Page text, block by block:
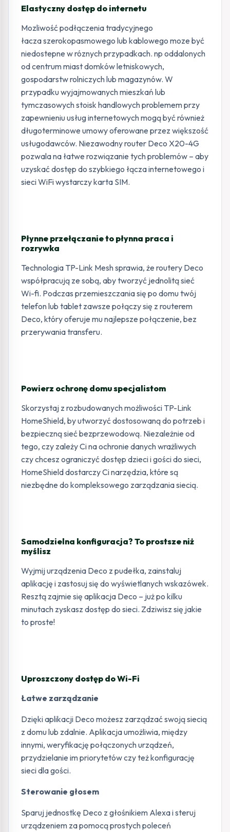
Elastyczny dostęp do internetu
Mozliwość podłączenia tradycyjnego
łacza szerokopasmowego lub kablowego moze być
niedostepne w róznych przypadkach. np oddalonych
od centrum miast domków letniskowych,
gospodarstw rolniczych lub magazynów. W
przypadku wyjajmowanych mieszkań lub
tymczasowych stoisk handlowych problemem przy
zapewnieniu usług internetowych mogą być również
długoterminowe umowy oferowane przez większość
usługodawców. Niezawodny router Deco X20-4G
pozwala na łatwe rozwiązanie tych problemów – aby
uzyskać dostęp do szybkiego łącza internetowego i
sieci WiFi wystarczy karta SIM.
Płynne przełączanie to płynna praca i
rozrywka
Technologia TP-Link Mesh sprawia, że routery Deco
współpracują ze sobą, aby tworzyć jednolitą sieć
Wi-fi. Podczas przemieszczania się po domu twój
telefon lub tablet zawsze połączy się z routerem
Deco, który oferuje mu najlepsze połączenie, bez
przerywania transferu.
Powierz ochronę domu specjalistom
Skorzystaj z rozbudowanych możliwości TP-Link
HomeShield, by utworzyć dostosowaną do potrzeb i
bezpieczną sieć bezprzewodową. Niezależnie od
tego, czy zależy Ci na ochronie danych wrażliwych
czy chcesz ograniczyć dostęp dzieci i gości do sieci,
HomeShield dostarczy Ci narzędzia, które są
niezbędne do kompleksowego zarządzania siecią.
Samodzielna konfiguracja? To prostsze niż
myślisz
Wyjmij urządzenia Deco z pudełka, zainstaluj
aplikację i zastosuj się do wyświetlanych wskazówek.
Resztą zajmie się aplikacja Deco – już po kilku
minutach zyskasz dostęp do sieci. Zdziwisz się jakie
to proste!
Uproszczony dostęp do Wi-Fi
Łatwe zarządzanie
Dzięki aplikacji Deco możesz zarządzać swoją siecią
z domu lub zdalnie. Aplikacja umożliwia, między
innymi, weryfikację połączonych urządzeń,
przydzielanie im priorytetów czy też konfigurację
sieci dla gości.
Sterowanie głosem
Sparuj jednostkę Deco z głośnikiem Alexa i steruj
urządzeniem za pomocą prostych poleceń